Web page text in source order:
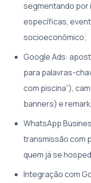
segmentando por
específicas,
socioeconômico;
Google Ads:
para palavras-
com piscina”),
banners) e
WhatsApp
transmissão com
quem já se
Integração com